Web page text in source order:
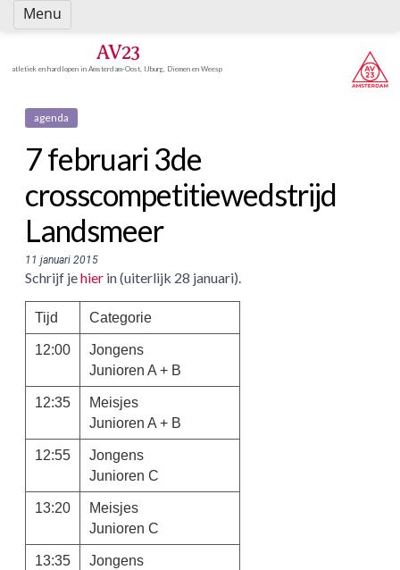
Spring
naar
AV23
atletiek en hardlopen in Amsterdam-Oost, IJburg, Diemen en Weesp
agenda
7 februari 3de
crosscompetitiewedstrijd
Landsmeer
11 januari 2015
Schrijf jehier in (uiterlijk 28 januari).
Tijd Categorie
12:00
Jongens
Junioren A + B
12:35
Meisjes
Junioren A + B
12:55
Jongens
Junioren C
13:20
Meisjes
Junioren C
13:35
Jongens
Menu